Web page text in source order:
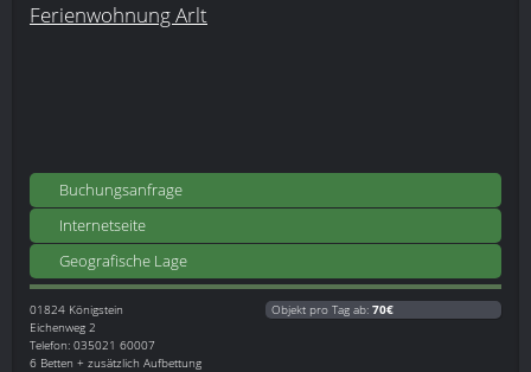
Ferienwohnung Arlt
Buchungsanfrage
Internetseite
Geografische Lage
01824 Königstein
Eichenweg 2
Telefon: 035021 60007
6 Betten + zusätzlich Aufbettung
Objekt pro Tag ab: 70€